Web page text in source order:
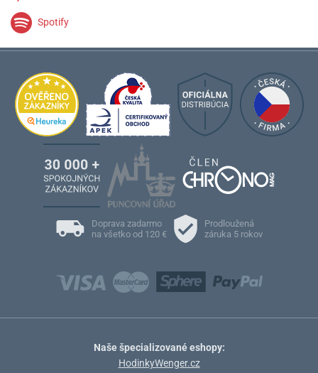
Spotify
Doprava zadarmo
na všetko od 120 €
Prodloužená
záruka 5 rokov
Naše špecializované eshopy:
HodinkyWenger.cz